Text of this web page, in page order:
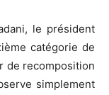
le président
catégorie de
de recomposition
simplement